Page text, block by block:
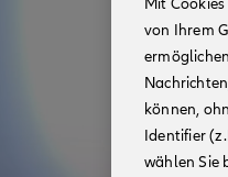
Mit
von Ihrem
können,
Identifier
wählen Sie